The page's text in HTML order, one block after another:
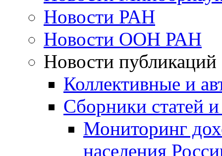
Новости РАН
Новости ООН РАН
Новости публикаций
Коллективные и
Сборники статей
Мониторинг
населения